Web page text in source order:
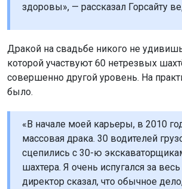
здоровы», — рассказал Горсайту
Дракой на свадьбе никого не
которой участвуют 60 нетрезвых
совершенно другой уровень. На
было.
«В начале моей карьеры, в 2010
массовая драка. 30 водителей
сцепились с 30-ю
шахтера. Я очень испугался за
директор сказал, что обычное